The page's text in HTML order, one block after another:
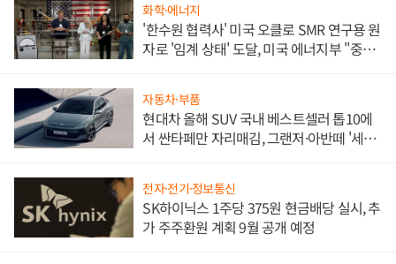
화학·에너지
'한수원 협력사' 미국 오클로 SMR 연구용 원
자로 '임계 상태' 도달, 미국 에너지부 "중요
자동차·부품
현대차 올해 SUV 국내 베스트셀러 톱10에
서 싼타페만 자리매김, 그랜저·아반떼 '세단
전자·전기·정보통신
SK하이닉스 1주당 375원 현금배당 실시, 추
가 주주환원 계획 9월 공개 예정